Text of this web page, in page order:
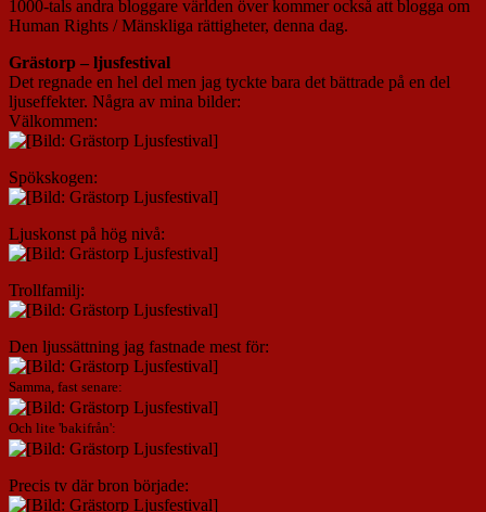
1000-tals andra bloggare världen över kommer också att blogga om
Human Rights / Mänskliga rättigheter, denna dag.
Grästorp – ljusfestival
Det regnade en hel del men jag tyckte bara det bättrade på en del
ljuseffekter. Några av mina bilder:
Välkommen:
Spökskogen:
Ljuskonst på hög nivå:
Trollfamilj:
Den ljussättning jag fastnade mest för:
Samma, fast senare:
Och lite 'bakifrån':
Precis tv där bron började: